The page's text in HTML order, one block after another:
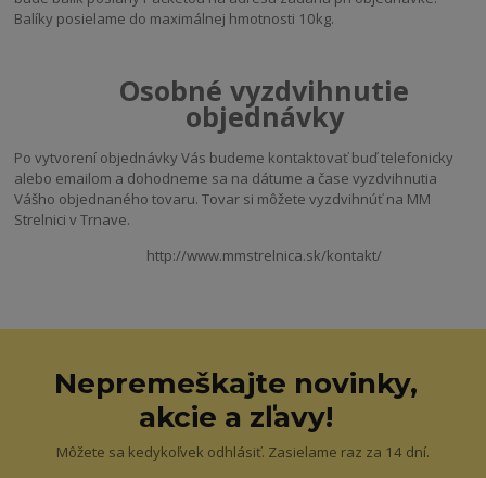
Balíky posielame do maximálnej hmotnosti 10kg.
Osobné vyzdvihnutie
objednávky
Po vytvorení objednávky Vás budeme kontaktovať buď telefonicky
alebo emailom a dohodneme sa na dátume a čase vyzdvihnutia
Vášho objednaného tovaru. Tovar si môžete vyzdvihnúť na MM
Strelnici v Trnave.
http://www.mmstrelnica.sk/kontakt/
Nepremeškajte novinky,
akcie a zľavy!
Môžete sa kedykoľvek odhlásiť. Zasielame raz za 14 dní.